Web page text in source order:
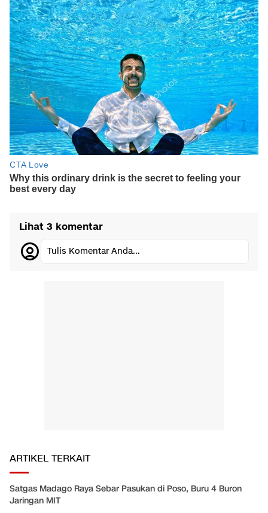
Lihat 3 komentar
Tulis Komentar Anda...
ARTIKEL TERKAIT
Satgas Madago Raya Sebar Pasukan di Poso, Buru 4 Buron
Jaringan MIT